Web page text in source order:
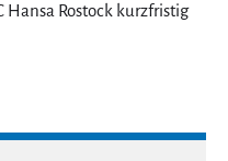
Rostock kurzfristig